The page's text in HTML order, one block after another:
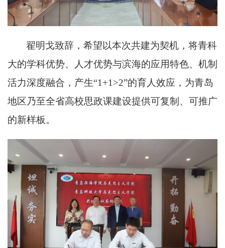
翟明戈致辞，希望以本次共建为契机，将青科
大的学科优势、人才优势与滨海的应用特色、机制
活力深度融合，产生“1+1>2”的育人效应，为青岛
地区乃至全省高校思政课建设提供可复制、可推广
的新样板。